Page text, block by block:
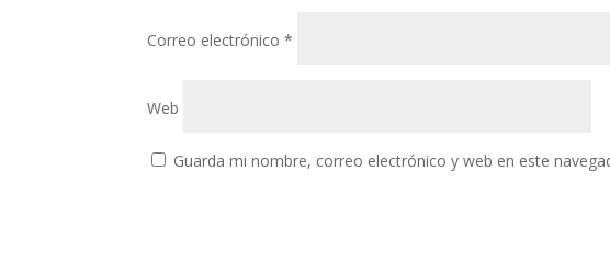
Correo electrónico*
Web
Guarda mi nombre, correo electrónico y web en este